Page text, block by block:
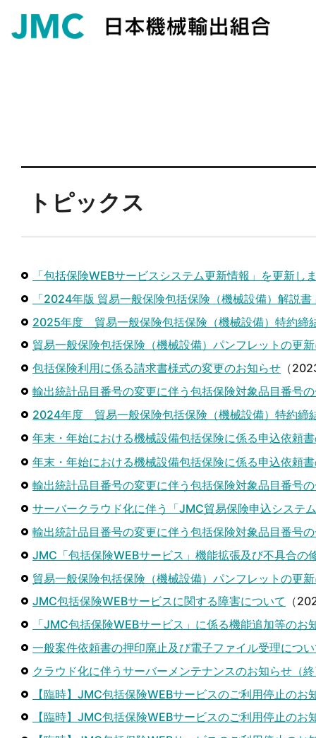
トピックス
「包括保険WEBサービスシステム更新情報」を更新し
「2024年版 貿易一般保険包括保険（機械設備）解説
2025年度 貿易一般保険包括保険（機械設備）特約締
貿易一般保険包括保険（機械設備）パンフレットの更
包括保険利用に係る請求書様式の変更のお知らせ （
輸出統計品目番号の変更に伴う包括保険対象品目番号
2024年度 貿易一般保険包括保険（機械設備）特約締
年末・年始における機械設備包括保険に係る申込依頼
年末・年始における機械設備包括保険に係る申込依頼
輸出統計品目番号の変更に伴う包括保険対象品目番号
サーバークラウド化に伴う「JMC貿易保険申込システ
輸出統計品目番号の変更に伴う包括保険対象品目番号
JMC「包括保険WEBサービス」機能拡張及び不具合の
貿易一般保険包括保険（機械設備）パンフレットの更
JMC包括保険WEBサービスに関する障害について （
「JMC包括保険WEBサービス」に係る機能追加等のお
一般案件依頼書の押印廃止及び電子ファイル受理につ
クラウド化に伴うサーバーメンテナンスのお知らせ（
【臨時】JMC包括保険WEBサービスのご利用停止の
【臨時】JMC包括保険WEBサービスのご利用停止のお